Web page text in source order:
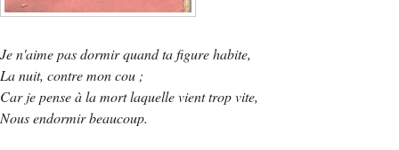
Je n'aime pas dormir quand ta figure habite,
La nuit, contre mon cou ;
Car je pense à la mort laquelle vient trop vite,
Nous endormir beaucoup.